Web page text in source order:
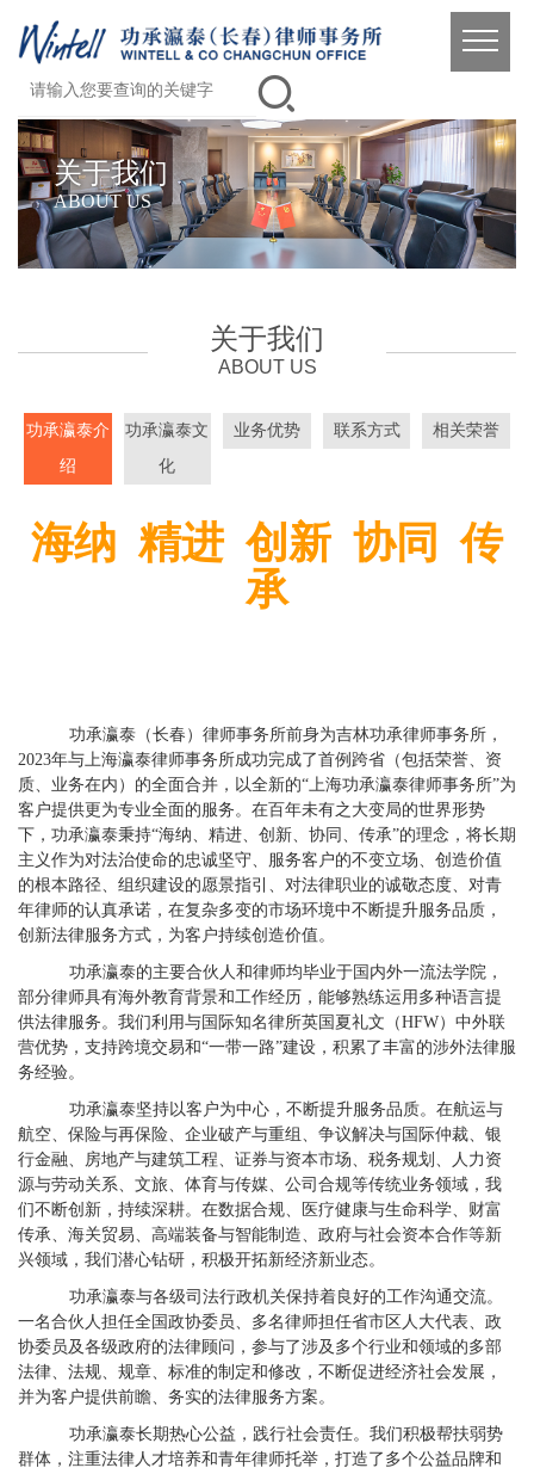
关于我们
ABOUT US
关于我们
ABOUT US
功承瀛泰介
绍
功承瀛泰文
化
业务优势 联系方式 相关荣誉
海纳 精进 创新 协同 传
承
功承瀛泰（长春）律师事务所前身为吉林功承律师事务所，
2023年与上海瀛泰律师事务所成功完成了首例跨省（包括荣誉、资
质、业务在内）的全面合并，以全新的“上海功承瀛泰律师事务所”为
客户提供更为专业全面的服务。在百年未有之大变局的世界形势
下，功承瀛泰秉持“海纳、精进、创新、协同、传承”的理念，将长期
主义作为对法治使命的忠诚坚守、服务客户的不变立场、创造价值
的根本路径、组织建设的愿景指引、对法律职业的诚敬态度、对青
年律师的认真承诺，在复杂多变的市场环境中不断提升服务品质，
创新法律服务方式，为客户持续创造价值。
功承瀛泰的主要合伙人和律师均毕业于国内外一流法学院，
部分律师具有海外教育背景和工作经历，能够熟练运用多种语言提
供法律服务。我们利用与国际知名律所英国夏礼文（HFW）中外联
营优势，支持跨境交易和“一带一路”建设，积累了丰富的涉外法律服
务经验。
功承瀛泰坚持以客户为中心，不断提升服务品质。在航运与
航空、保险与再保险、企业破产与重组、争议解决与国际仲裁、银
行金融、房地产与建筑工程、证券与资本市场、税务规划、人力资
源与劳动关系、文旅、体育与传媒、公司合规等传统业务领域，我
们不断创新，持续深耕。在数据合规、医疗健康与生命科学、财富
传承、海关贸易、高端装备与智能制造、政府与社会资本合作等新
兴领域，我们潜心钻研，积极开拓新经济新业态。
功承瀛泰与各级司法行政机关保持着良好的工作沟通交流。
一名合伙人担任全国政协委员、多名律师担任省市区人大代表、政
协委员及各级政府的法律顾问，参与了涉及多个行业和领域的多部
法律、法规、规章、标准的制定和修改，不断促进经济社会发展，
并为客户提供前瞻、务实的法律服务方案。
功承瀛泰长期热心公益，践行社会责任。我们积极帮扶弱势
群体，注重法律人才培养和青年律师托举，打造了多个公益品牌和